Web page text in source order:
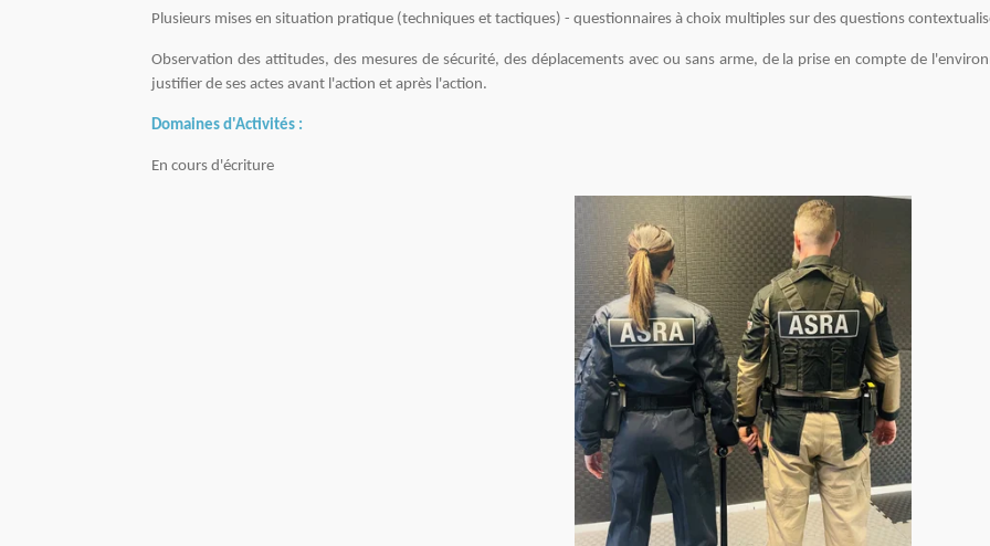
Plusieurs mises en situation pratique (techniques et tactiques) - questionnaires à choix multiples sur des questions
Observation des attitudes, des mesures de sécurité, des déplacements avec ou sans arme, de la prise en compte de
justifier de ses actes avant l'action et après l'action.
Domaines d'Activités :
En cours d'écriture